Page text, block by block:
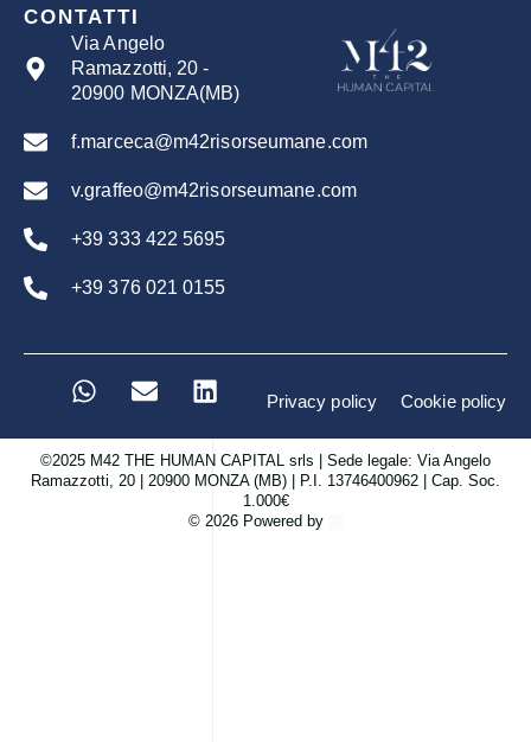
CONTATTI
Via Angelo
Ramazzotti, 20 -
20900 MONZA(MB)
f.marceca@m42risorseumane.com
v.graffeo@m42risorseumane.com
+39 333 422 5695
+39 376 021 0155
Privacy policy Cookie policy
©2025 M42 THE HUMAN CAPITAL srls | Sede legale: Via Angelo
Ramazzotti, 20 | 20900 MONZA (MB) | P.I. 13746400962 | Cap. Soc.
1.000€
© 2026 Powered by